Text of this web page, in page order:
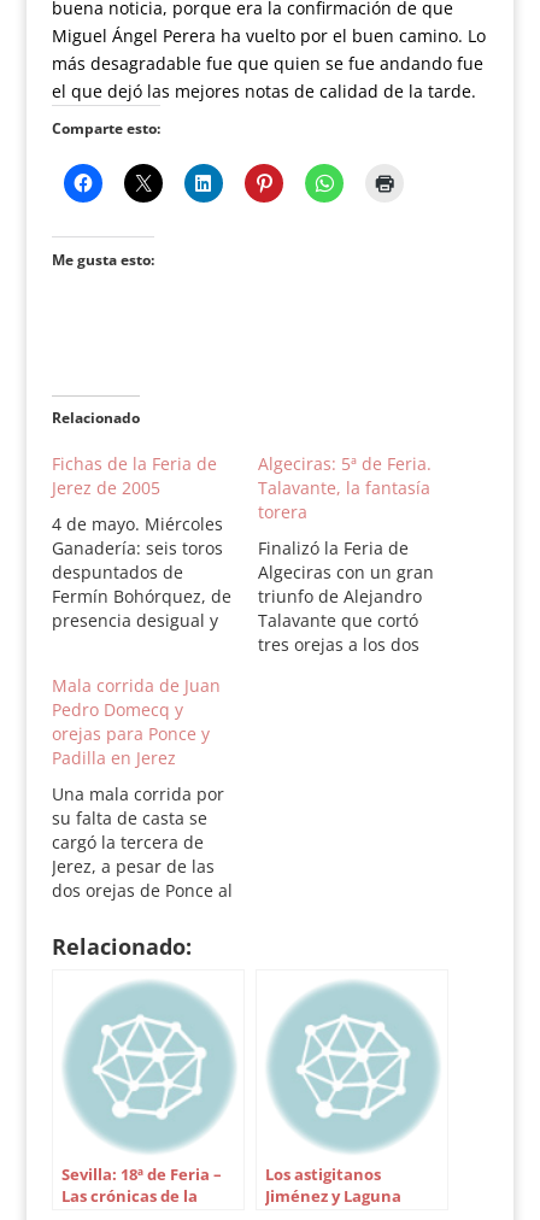
buena noticia, porque era la confirmación de que
Miguel Ángel Perera ha vuelto por el buen camino. Lo
más desagradable fue que quien se fue andando fue
el que dejó las mejores notas de calidad de la tarde.
Comparte esto:
Me gusta esto:
Relacionado
Fichas de la Feria de
Jerez de 2005
4 de mayo. Miércoles
Ganadería: seis toros
despuntados de
Fermín Bohórquez, de
presencia desigual y
a caballo, destacando
el lidiado en quinto
lugar. Fermín
Bohórquez: saludos y
palmas tras aviso.
Hermoso de Mendoza:
oreja y dos orejas.
Antonio Domecq:
oreja y dos…
Algeciras: 5ª de Feria.
Talavante, la fantasía
torera
Finalizó la Feria de
Algeciras con un gran
triunfo de Alejandro
Talavante que cortó
tres orejas a los dos
Mala corrida de Juan
Pedro Domecq y
orejas para Ponce y
Padilla en Jerez
Una mala corrida por
su falta de casta se
cargó la tercera de
Jerez, a pesar de las
dos orejas de Ponce al
sobrero, y las dos de
Padilla, producto del
paisanaje. Ganadería:
seis toros de Juan
Pedro Domecq, el
cuarto lidiado como
segundo sobrero por
dos devueltos…
Relacionado:
Sevilla: 18ª de Feria –
Las crónicas de la
Los astigitanos
Jiménez y Laguna